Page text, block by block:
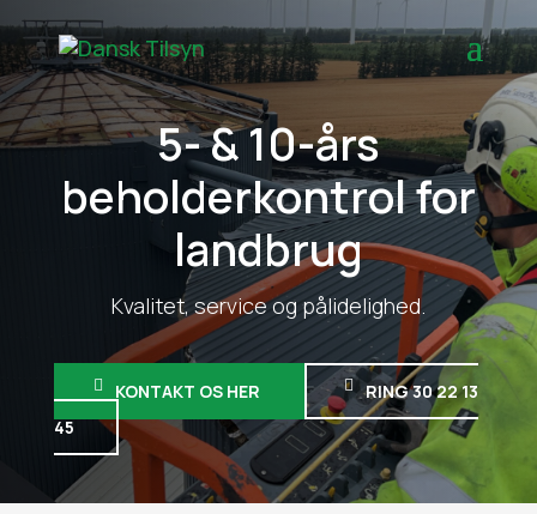
5- & 10-års
beholderkontrol for
landbrug
Kvalitet, service og pålidelighed.
KONTAKT OS HER
RING 30 22 13
45